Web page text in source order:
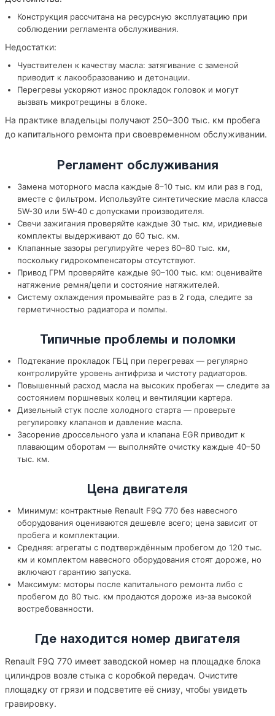
Конструкция рассчитана на ресурсную эксплуатацию при
соблюдении регламента обслуживания.
Недостатки:
Чувствителен к качеству масла: затягивание с заменой
приводит к лакообразованию и детонации.
Перегревы ускоряют износ прокладок головок и могут
вызвать микротрещины в блоке.
На практике владельцы получают 250–300 тыс. км пробега
до капитального ремонта при своевременном обслуживании.
Регламент обслуживания
Замена моторного масла каждые 8–10 тыс. км или раз в год,
вместе с фильтром. Используйте синтетические масла класса
5W-30 или 5W-40 с допусками производителя.
Свечи зажигания проверяйте каждые 30 тыс. км, иридиевые
комплекты выдерживают до 60 тыс. км.
Клапанные зазоры регулируйте через 60–80 тыс. км,
поскольку гидрокомпенсаторы отсутствуют.
Привод ГРМ проверяйте каждые 90–100 тыс. км: оценивайте
натяжение ремня/цепи и состояние натяжителей.
Систему охлаждения промывайте раз в 2 года, следите за
герметичностью радиатора и помпы.
Типичные проблемы и поломки
Подтекание прокладок ГБЦ при перегревах — регулярно
контролируйте уровень антифриза и чистоту радиаторов.
Повышенный расход масла на высоких пробегах — следите за
состоянием поршневых колец и вентиляции картера.
Дизельный стук после холодного старта — проверьте
регулировку клапанов и давление масла.
Засорение дроссельного узла и клапана EGR приводит к
плавающим оборотам — выполняйте очистку каждые 40–50
тыс. км.
Цена двигателя
Минимум: контрактные Renault F9Q 770 без навесного
оборудования оцениваются дешевле всего; цена зависит от
пробега и комплектации.
Средняя: агрегаты с подтверждённым пробегом до 120 тыс.
км и комплектом навесного оборудования стоят дороже, но
включают гарантию запуска.
Максимум: моторы после капитального ремонта либо с
пробегом до 80 тыс. км продаются дороже из-за высокой
востребованности.
Где находится номер двигателя
Renault F9Q 770 имеет заводской номер на площадке блока
цилиндров возле стыка с коробкой передач. Очистите
площадку от грязи и подсветите её снизу, чтобы увидеть
гравировку.